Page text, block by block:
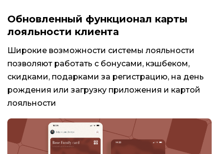
Обновленный функционал карты
лояльности клиента
Широкие возможности системы лояльности
позволяют работать с бонусами, кэшбеком,
скидками, подарками за регистрацию, на день
рождения или загрузку приложения и картой
лояльности